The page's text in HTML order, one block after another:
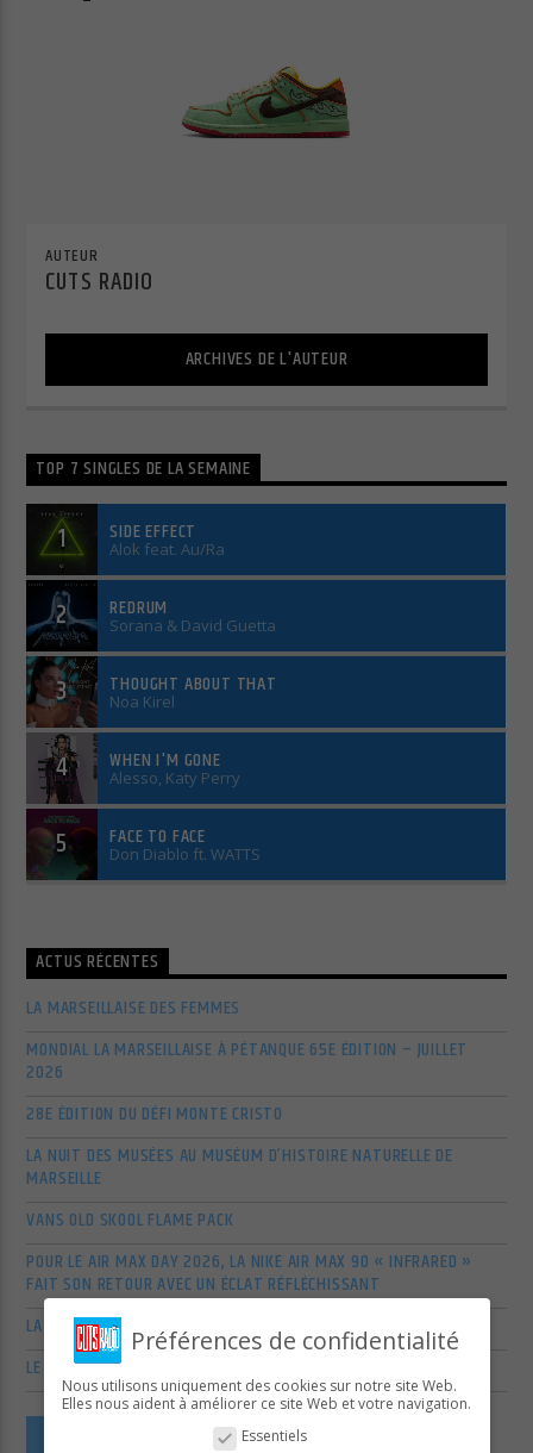
AUTEUR
CUTS RADIO
ARCHIVES DE L'AUTEUR
TOP 7 SINGLES DE LA SEMAINE
1 SIDE EFFECT
Alok feat. Au/Ra
2 REDRUM
Sorana & David Guetta
3 THOUGHT ABOUT THAT
Noa Kirel
4 WHEN I'M GONE
Alesso, Katy Perry
5 FACE TO FACE
Don Diablo ft. WATTS
ACTUS RÉCENTES
LA MARSEILLAISE DES FEMMES
MONDIAL LA MARSEILLAISE À PÉTANQUE 65E ÉDITION – JUILLET
2026
28E ÉDITION DU DÉFI MONTE CRISTO
LA NUIT DES MUSÉES AU MUSÉUM D’HISTOIRE NATURELLE DE
MARSEILLE
VANS OLD SKOOL FLAME PACK
POUR LE AIR MAX DAY 2026, LA NIKE AIR MAX 90 « INFRARED »
FAIT SON RETOUR AVEC UN ÉCLAT RÉFLÉCHISSANT
LA SCÈNE ALTERNATIVE ET POP-PUNK US S’AGITE EN MARS 2026
LE RETOUR EN FORCE DES VÉTÉRANS DU POP-ROCK AMÉRICAIN
Préférences de confidentialité
Nous utilisons uniquement des cookies sur notre site Web.
Elles nous aident à améliorer ce site Web et votre navigation.
Essentiels